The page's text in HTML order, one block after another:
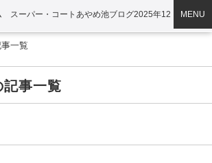
スーパー・コートあやめ池ブログ2025年12
MENU
一覧
事一覧